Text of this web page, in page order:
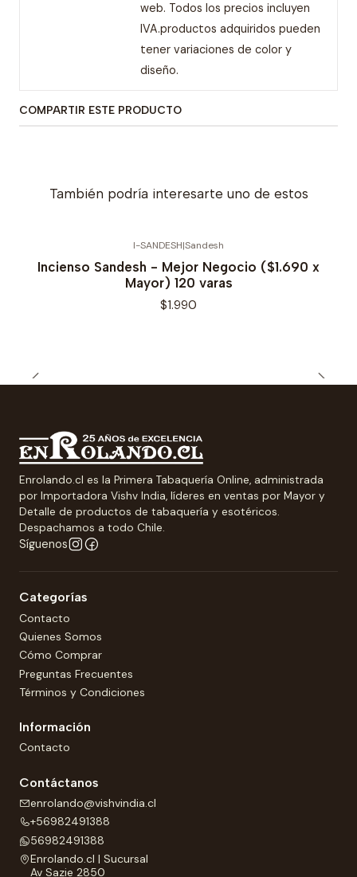
web. Todos los precios incluyen
IVA.productos adquiridos pueden
tener variaciones de color y
diseño.
COMPARTIR ESTE PRODUCTO
También podría interesarte uno de estos
I-SANDESH|Sandesh
Incienso Sandesh - Mejor Negocio ($1.690 x
Mayor) 120 varas
$1.990
Enrolando.cl es la Primera Tabaquería Online, administrada
por Importadora Vishv India, líderes en ventas por Mayor y
Detalle de productos de tabaquería y esotéricos.
Despachamos a todo Chile.
Síguenos
Categorías
Contacto
Quienes Somos
Cómo Comprar
Preguntas Frecuentes
Términos y Condiciones
Información
Contacto
Contáctanos
enrolando@vishvindia.cl
+56982491388
56982491388
Enrolando.cl | Sucursal
Av Sazie 2850